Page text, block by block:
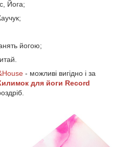
Йога;
йогою;
- можливі вигідно і за
для йоги Record